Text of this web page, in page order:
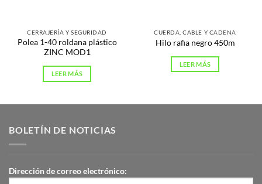
CERRAJERÍA Y SEGURIDAD
Polea 1-40 roldana plástico
ZINC MOD1
LEER MÁS
CUERDA, CABLE Y CADENA
Hilo rafia negro 450m
LEER MÁS
BOLETÍN DE NOTICIAS
Dirección de correo electrónico: